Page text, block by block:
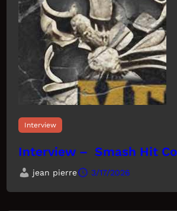
Interview
Interview – Smash Hit
jean pierre 3/17/2026